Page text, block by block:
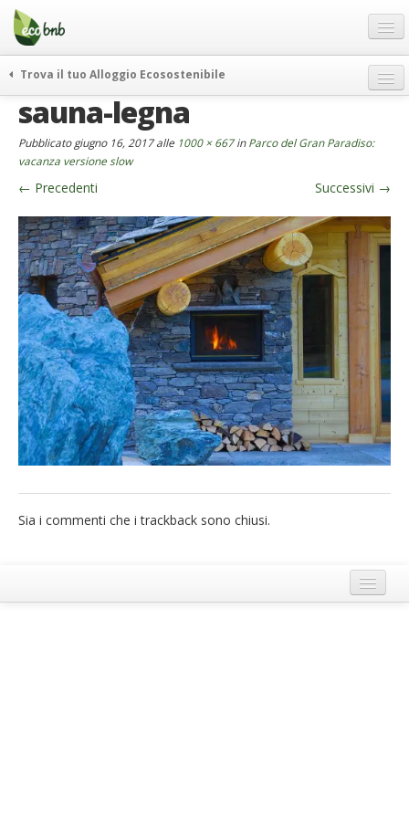
Menu
Salta
contenuto
Offerte Speciali
Regali
FAQ
Chi Siamo
Partner
Contatti
Italiano
German
English
Spanish
French
Italiano
Trova il tuo Alloggio Ecosostenibile
curiosità
vivere e viaggiare verde
news ed eventi
ecohotel
rassegna stampa
sauna-legna
Pubblicatogiugno 16, 2017alle 1000 × 667inParco del Gran Paradiso:
vacanza versione slow
← Precedenti Successivi →
Sia i commenti che i trackback sono chiusi.